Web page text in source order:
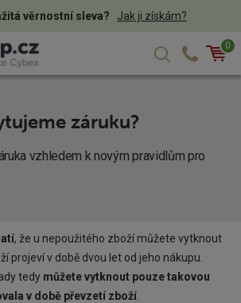
věrnostní sleva? Jak ji získám?
Košík
0
záruku?
vzhledem k novým pravidlům pro
, že u nepoužitého zboží můžete vytknout
projeví v době dvou let od jeho nákupu.
tedy můžete vytknout pouze takovou
v době převzetí zboží